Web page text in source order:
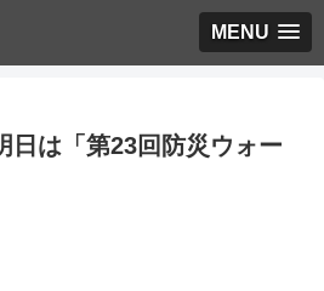
MENU
日は「第23回防災ウォー